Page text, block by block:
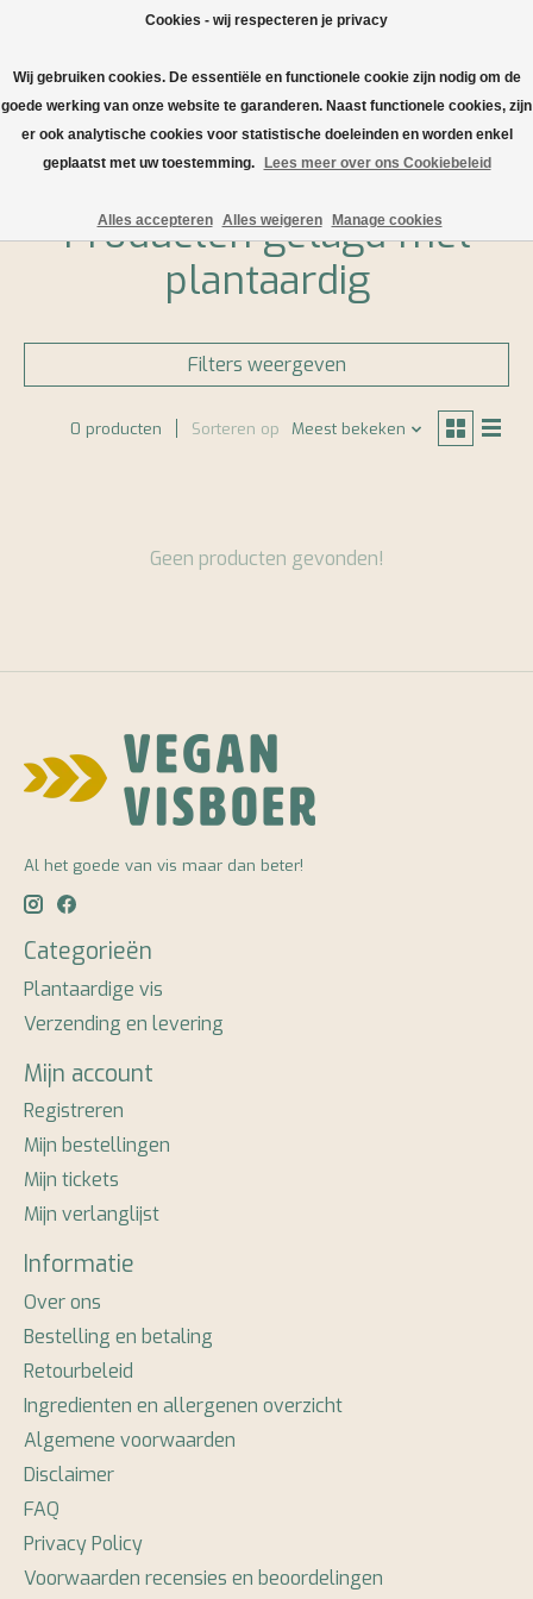
Verlanglijst
Home / Tags / plantaardig
Producten getagd met
plantaardig
Filters weergeven
0 producten Sorteren op Meest bekeken
Geen producten gevonden!
Al het goede van vis maar dan beter!
Categorieën
Plantaardige vis
Verzending en levering
Mijn account
Registreren
Mijn bestellingen
Mijn tickets
Mijn verlanglijst
Informatie
Over ons
Bestelling en betaling
Retourbeleid
Ingredienten en allergenen overzicht
Algemene voorwaarden
Disclaimer
FAQ
Privacy Policy
Voorwaarden recensies en beoordelingen
Cookies - wij respecteren je privacy
Wij gebruiken cookies. De essentiële en functionele cookie zijn nodig om de
goede werking van onze website te garanderen. Naast functionele cookies, zijn
er ook analytische cookies voor statistische doeleinden en worden enkel
geplaatst met uw toestemming.
Lees meer over ons Cookiebeleid
Alles accepteren Alles weigeren Manage cookies